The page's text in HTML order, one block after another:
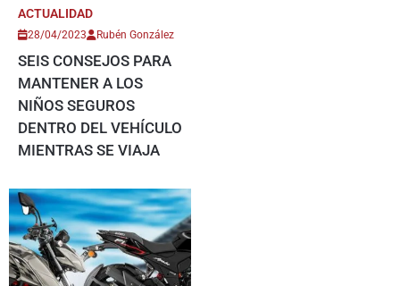
ACTUALIDAD
28/04/2023 Rubén González
SEIS CONSEJOS PARA
MANTENER A LOS
NIÑOS SEGUROS
DENTRO DEL VEHÍCULO
MIENTRAS SE VIAJA